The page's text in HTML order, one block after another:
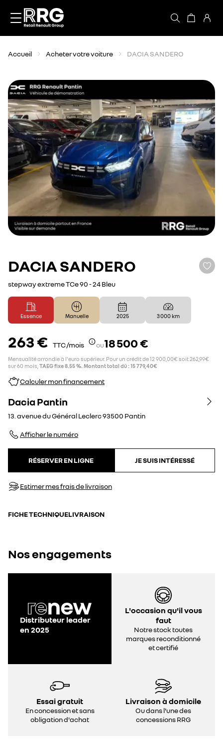
Accueil Acheter votre voiture DACIA SANDERO
DACIASANDERO
stepway extreme TCe 90 - 24 Bleu
Essence Manuelle 2025 3 000 km
263 € TTC /mois ou18 500 €
Mensualité arrondie à l'euro supérieur. Pour un crédit de 12 900,00€ soit 262,99€
sur 60 mois, TAEG fixe 8.55 %. Montant total dû : 15 779,40€
Calculer mon financement
Dacia Pantin
13. avenue du Général Leclerc93500 Pantin
Afficher le numéro
RÉSERVER EN LIGNE JE SUIS INTÉRESSÉ
Estimer mes frais de livraison
FICHE TECHNIQUELIVRAISON
Nos engagements
Distributeur leader
en 2025
L'occasion qu'il vous
faut
Notre stock toutes
marques reconditionné
et certifié
Essai gratuit
En concession et sans
obligation d'achat
Livraison à domicile
Ou dans l'une des
concessions RRG